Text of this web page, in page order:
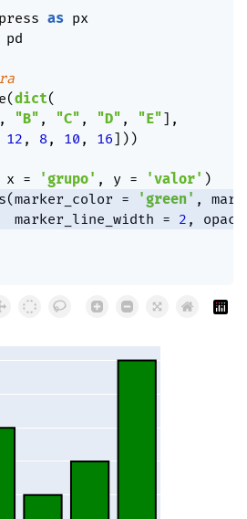
as
pd
(dict(
, "B" , "C" , "D" , "E"] ,
12 , 8, 10 , 16] ) )
x = 'grupo' , y = 'valor' )
(marker_color = 'green' ,
marker_line_width
= 2 ,